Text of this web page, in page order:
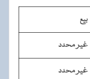
بيع
غير محدد
غير محدد